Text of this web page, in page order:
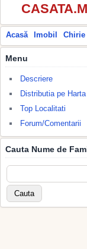
Acasă Imobil Chirie
Menu
Descriere
Distributia pe Harta
Top Localitati
Forum/Comentarii
Cauta Nume de